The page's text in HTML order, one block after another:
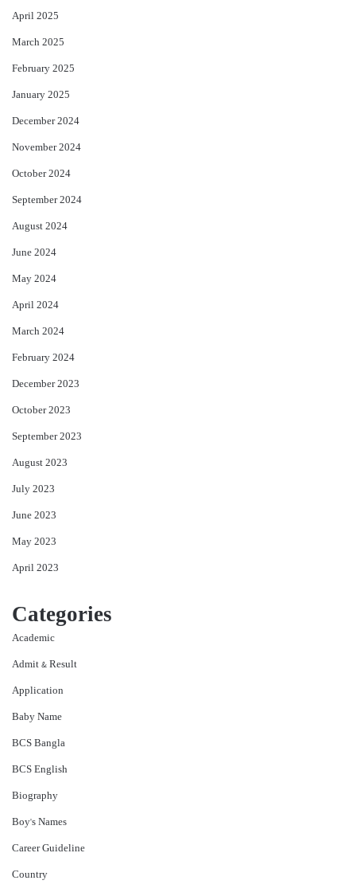
April 2025
March 2025
February 2025
January 2025
December 2024
November 2024
October 2024
September 2024
August 2024
June 2024
May 2024
April 2024
March 2024
February 2024
December 2023
October 2023
September 2023
August 2023
July 2023
June 2023
May 2023
April 2023
Categories
Academic
Admit & Result
Application
Baby Name
BCS Bangla
BCS English
Biography
Boy's Names
Career Guideline
Country